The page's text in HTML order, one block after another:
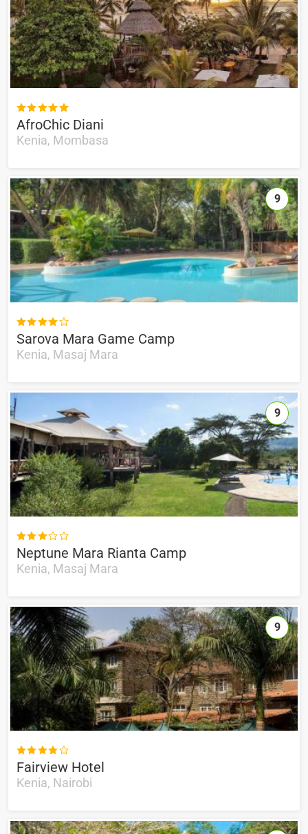

AfroChic Diani
Kenia, Mombasa

Sarova Mara Game Camp
Kenia, Masaj Mara
9

Neptune Mara Rianta Camp
Kenia, Masaj Mara
9

Fairview Hotel
Kenia, Nairobi
9